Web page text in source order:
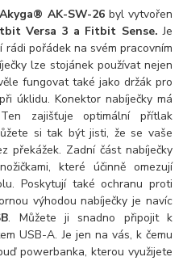
AK-SW-26byl vytvořen
Versa 3 a Fitbit Sense. Je
pořádek na svém pracovním
lze stojánek používat nejen
fungovat také jako držák pro
úklidu. Konektor nabíječky má
zajišťuje optimální přítlak
si tak být jisti, že se vaše
překážek. Zadní část nabíječky
které účinně omezují
Poskytují také ochranu proti
výhodou nabíječky je navíc
. Můžete ji snadno připojit k
USB-A. Je jen na vás, k čemu
powerbanka, kterou využijete